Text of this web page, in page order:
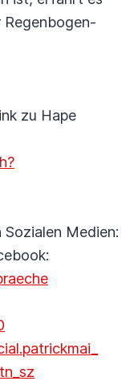
Regenbogen-
zu Hape
Medien: